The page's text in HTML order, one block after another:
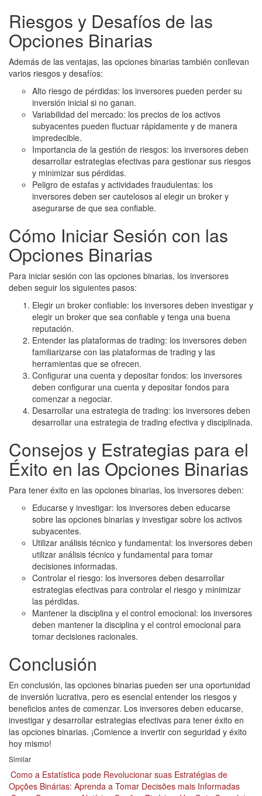
Riesgos y Desafíos de las
Opciones Binarias
Además de las ventajas, las opciones binarias también conllevan
varios riesgos y desafíos:
Alto riesgo de pérdidas: los inversores pueden perder su
inversión inicial si no ganan.
Variabilidad del mercado: los precios de los activos
subyacentes pueden fluctuar rápidamente y de manera
impredecible.
Importancia de la gestión de riesgos: los inversores deben
desarrollar estrategias efectivas para gestionar sus riesgos
y minimizar sus pérdidas.
Peligro de estafas y actividades fraudulentas: los
inversores deben ser cautelosos al elegir un broker y
asegurarse de que sea confiable.
Cómo Iniciar Sesión con las
Opciones Binarias
Para iniciar sesión con las opciones binarias, los inversores
deben seguir los siguientes pasos:
Elegir un broker confiable: los inversores deben investigar y
elegir un broker que sea confiable y tenga una buena
reputación.
Entender las plataformas de trading: los inversores deben
familiarizarse con las plataformas de trading y las
herramientas que se ofrecen.
Configurar una cuenta y depositar fondos: los inversores
deben configurar una cuenta y depositar fondos para
comenzar a negociar.
Desarrollar una estrategia de trading: los inversores deben
desarrollar una estrategia de trading efectiva y disciplinada.
Consejos y Estrategias para el
Éxito en las Opciones Binarias
Para tener éxito en las opciones binarias, los inversores deben:
Educarse y investigar: los inversores deben educarse
sobre las opciones binarias y investigar sobre los activos
subyacentes.
Utilizar análisis técnico y fundamental: los inversores deben
utilizar análisis técnico y fundamental para tomar
decisiones informadas.
Controlar el riesgo: los inversores deben desarrollar
estrategias efectivas para controlar el riesgo y minimizar
las pérdidas.
Mantener la disciplina y el control emocional: los inversores
deben mantener la disciplina y el control emocional para
tomar decisiones racionales.
Conclusión
En conclusión, las opciones binarias pueden ser una oportunidad
de inversión lucrativa, pero es esencial entender los riesgos y
beneficios antes de comenzar. Los inversores deben educarse,
investigar y desarrollar estrategias efectivas para tener éxito en
las opciones binarias. ¡Comience a invertir con seguridad y éxito
hoy mismo!
Similar
Como a Estatística pode Revolucionar suas Estratégias de
Opções Binárias: Aprenda a Tomar Decisões mais Informadas